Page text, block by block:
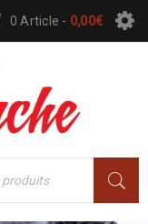
0 Article - 0,00€